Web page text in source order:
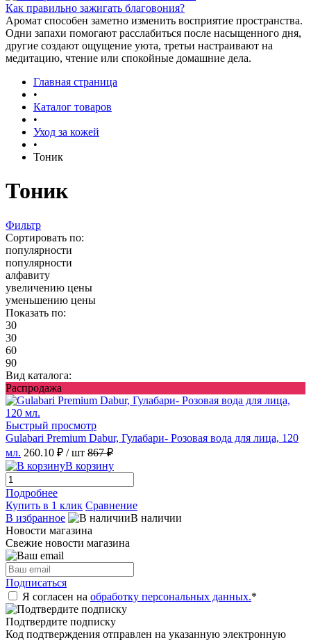
Как правильно зажигать благовония?
Аромат способен заметно изменить восприятие пространства.
Одни запахи помогают расслабиться после насыщенного дня,
другие создают ощущение уюта, третьи настраивают на
медитацию, чтение или спокойные домашние дела.
Главная страница
•
Каталог товаров
•
Уход за кожей
•
Тоник
Тоник
Фильтр
Сортировать по:
популярности
популярности
алфавиту
увеличению цены
уменьшению цены
Показать по:
30
30
60
90
Вид каталога:
Распродажа
Быстрый просмотр
Gulabari Premium Dabur, Гулабари- Розовая вода для лица, 120
мл. 260.10 ₽ / шт 867 ₽
В корзину
Подробнее
Купить в 1 клик Сравнение
В избранное
В наличии
Новости магазина
Свежие новости магазина
Подписаться
Я согласен на обработку персональных данных.*
Подтвердите подписку
Код подтверждения отправлен на указанную электронную